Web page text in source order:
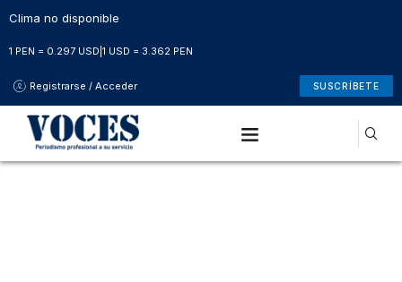
Clima no disponible
1 PEN = 0.297 USD 1 USD = 3.362 PEN
Registrarse / Acceder SUSCRÍBETE